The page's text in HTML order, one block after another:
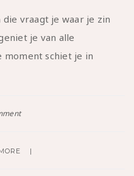
vraagt je waar je zin
je van alle
moment schiet je in